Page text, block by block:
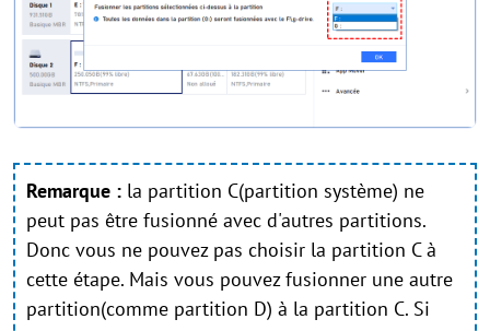
Remarque : la partition C(partition système) ne
peut pas être fusionné avec d'autres partitions.
Donc vous ne pouvez pas choisir la partition C à
cette étape. Mais vous pouvez fusionner une autre
partition(comme partition D) à la partition C. Si